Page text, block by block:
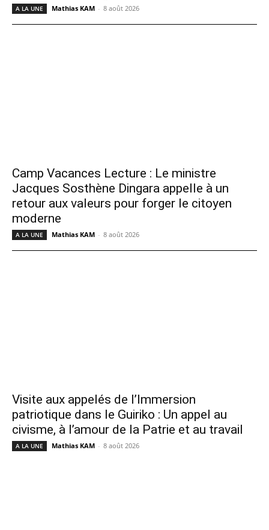
A LA UNE Mathias KAM - 8 août 2026
Camp Vacances Lecture : Le ministre
Jacques Sosthène Dingara appelle à un
retour aux valeurs pour forger le citoyen
moderne
A LA UNE Mathias KAM - 8 août 2026
Visite aux appelés de l’Immersion
patriotique dans le Guiriko : Un appel au
civisme, à l’amour de la Patrie et au travail
A LA UNE Mathias KAM - 8 août 2026